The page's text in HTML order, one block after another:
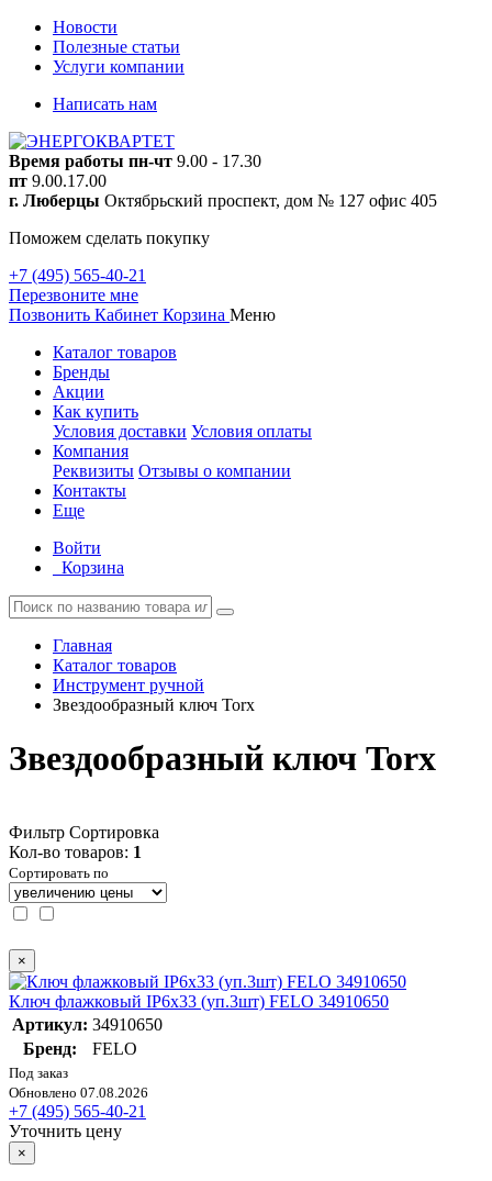
Новости
Полезные статьи
Услуги компании
Написать нам
Время работы пн-чт 9.00 - 17.30
пт 9.00.17.00
г. Люберцы Октябрьский проспект, дом № 127 офис 405
Поможем сделать покупку
+7 (495) 565-40-21
Перезвоните мне
Позвонить Кабинет Корзина Меню
Каталог товаров
Бренды
Акции
Как купить
Условия доставки Условия оплаты
Компания
Реквизиты Отзывы о компании
Контакты
Еще
Войти
Корзина
Главная
Каталог товаров
Инструмент ручной
Звездообразный ключ Torx
Звездообразный ключ Torx
Фильтр Сортировка
Кол-во товаров: 1
Сортировать по
×
Ключ флажковый IP6х33 (уп.3шт) FELO 34910650
Артикул: 34910650
Бренд:
FELO
Под заказ
Обновлено 07.08.2026
+7 (495) 565-40-21
Уточнить цену
×